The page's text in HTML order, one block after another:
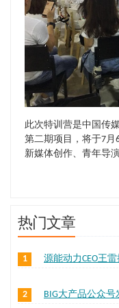
此次特训营是中国传
第二期项目，将于7
新媒体创作、青年导
热门文章
1 源能动力CEO王
2 BIG大产品公众号